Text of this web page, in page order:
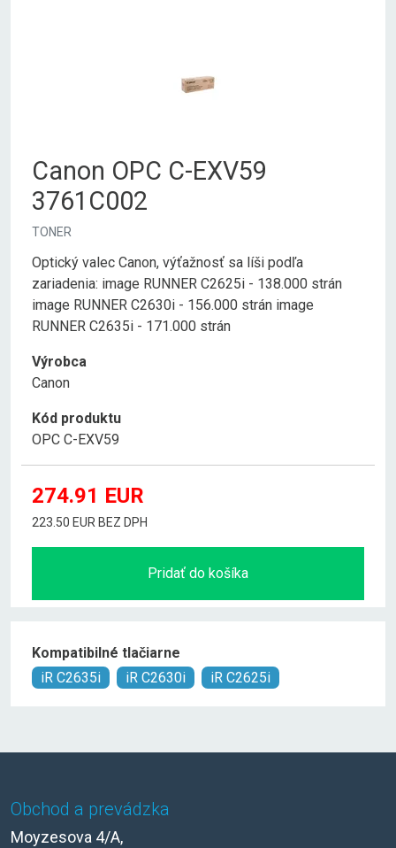
Canon OPC C-EXV59
3761C002
TONER
Optický valec Canon, výťažnosť sa líši podľa
zariadenia: image RUNNER C2625i - 138.000 strán
image RUNNER C2630i - 156.000 strán image
RUNNER C2635i - 171.000 strán
Výrobca
Canon
Kód produktu
OPC C-EXV59
274.91 EUR
223.50 EUR BEZ DPH
Pridať do košíka
Kompatibilné tlačiarne
iR C2635i
iR C2630i iR C2625i
Obchod a prevádzka
Moyzesova 4/A,